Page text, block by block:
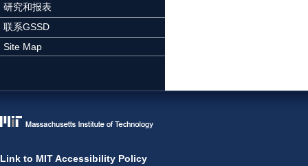
研究和报表
联系GSSD
Site Map
Link to MIT Accessibility Policy